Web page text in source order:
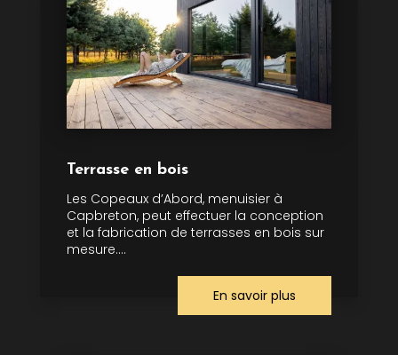
Terrasse en bois
Les Copeaux d’Abord, menuisier à
Capbreton, peut effectuer la conception
et la fabrication de terrasses en bois sur
mesure....
En savoir plus